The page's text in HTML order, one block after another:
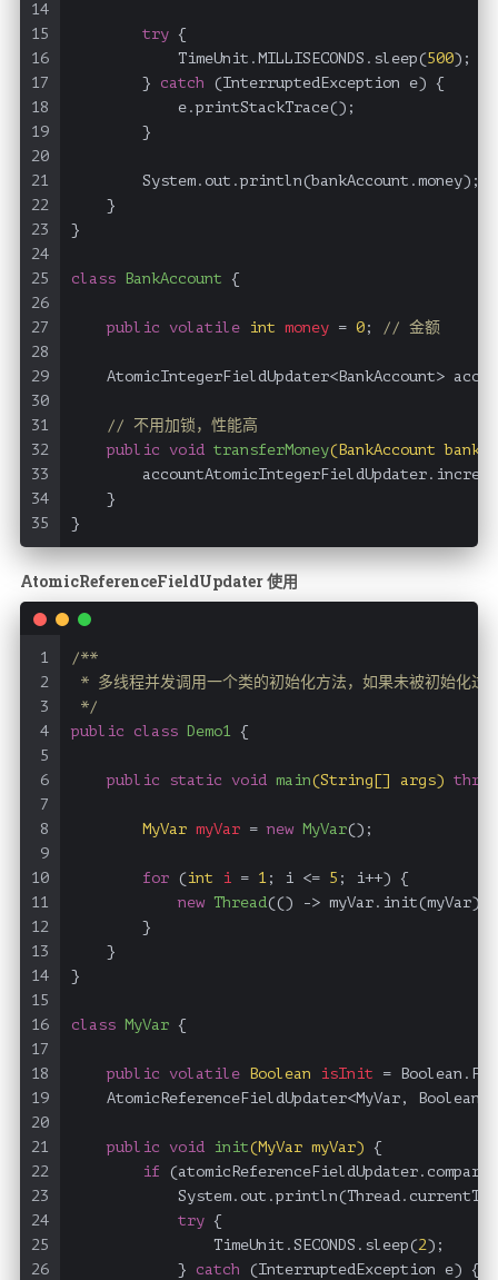
14
15
16
17
18
19
20
21
22
23
24
25
26
27
28
29
30
31
32
33
34
35
try {
            TimeUnit.MILLISECONDS.sleep(
500);
        }
catch (InterruptedException e) {
            e.printStackTrace();
        }
        System.out.println(bankAccount.money);
    }
}
class BankAccount {
public volatile int money = 0 ; // 金额
AtomicIntegerFieldUpdater<BankAccount>
// 不用加锁，性能高
public void transferMoney(BankAccount
    }
}
AtomicReferenceFieldUpdater 使用
1
2
3
4
5
6
7
8
9
10
11
12
13
14
15
16
17
18
19
20
21
22
23
24
25
26
/**
* 多线程并发调用一个类的初始化方法，如果未被初始化过
*/
public
class Demo1 {
public static void main(String[] args)
MyVar myVar = new MyVar();
for ( int i = 1 ; i <= 5 ; i++) {
new Thread(() ->
        }
    }
}
class MyVar {
public volatile Boolean isInit =
AtomicReferenceFieldUpdater<MyVar,
public void init(MyVar myVar) {
if
try {
                TimeUnit.SECONDS.sleep(
2);
            }
catch (InterruptedException e) {